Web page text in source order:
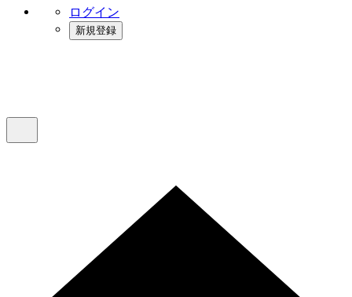
ログイン
新規登録